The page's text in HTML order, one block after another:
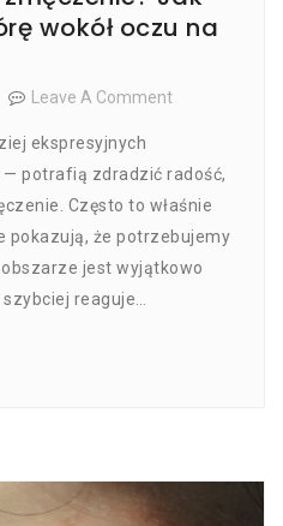
wokół oczu na
Leave A Comment
Tak
Zdradzają
Zmęczenie?
Jak
ekspresyjnych
potrafią zdradzić radość,
Często to właśnie
pokazują, że potrzebujemy
jest wyjątkowo
reaguje…